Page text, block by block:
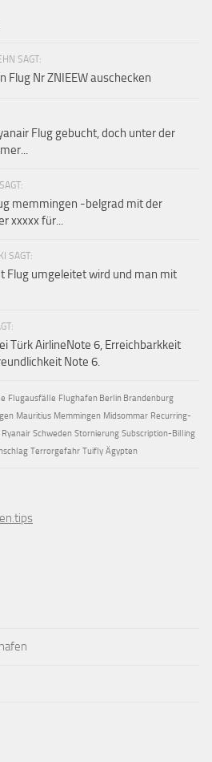
SAGT:
Flug Nr ZNIEEW auschecken
Flug gebucht, doch unter der
memmingen -belgrad mit der
xxxxx für...
SAGT:
Flug umgeleitet wird und man mit
Türk AirlineNote 6, Erreichbarkkeit
Note 6.
Flugausfälle Flughafen Berlin Brandenburg
Mauritius Memmingen Midsommar Recurring-
Ryanair Schweden Stornierung Subscription-Billing
Terrorgefahr Tuifly Ägypten